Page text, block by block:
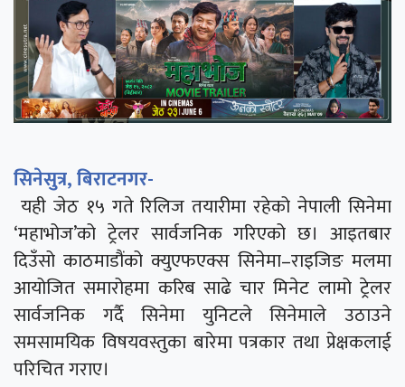
सिनेसुत्र, बिराटनगर-
यही जेठ १५ गते रिलिज तयारीमा रहेको नेपाली सिनेमा
‘महाभोज’को ट्रेलर सार्वजनिक गरिएको छ। आइतबार
दिउँसो काठमाडौंको क्युएफएक्स सिनेमा–राइजिङ मलमा
आयोजित समारोहमा करिब साढे चार मिनेट लामो ट्रेलर
सार्वजनिक गर्दै सिनेमा युनिटले सिनेमाले उठाउने
समसामयिक विषयवस्तुका बारेमा पत्रकार तथा प्रेक्षकलाई
परिचित गराए।